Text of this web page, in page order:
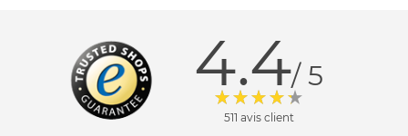
4.4/ 5
511 avis client